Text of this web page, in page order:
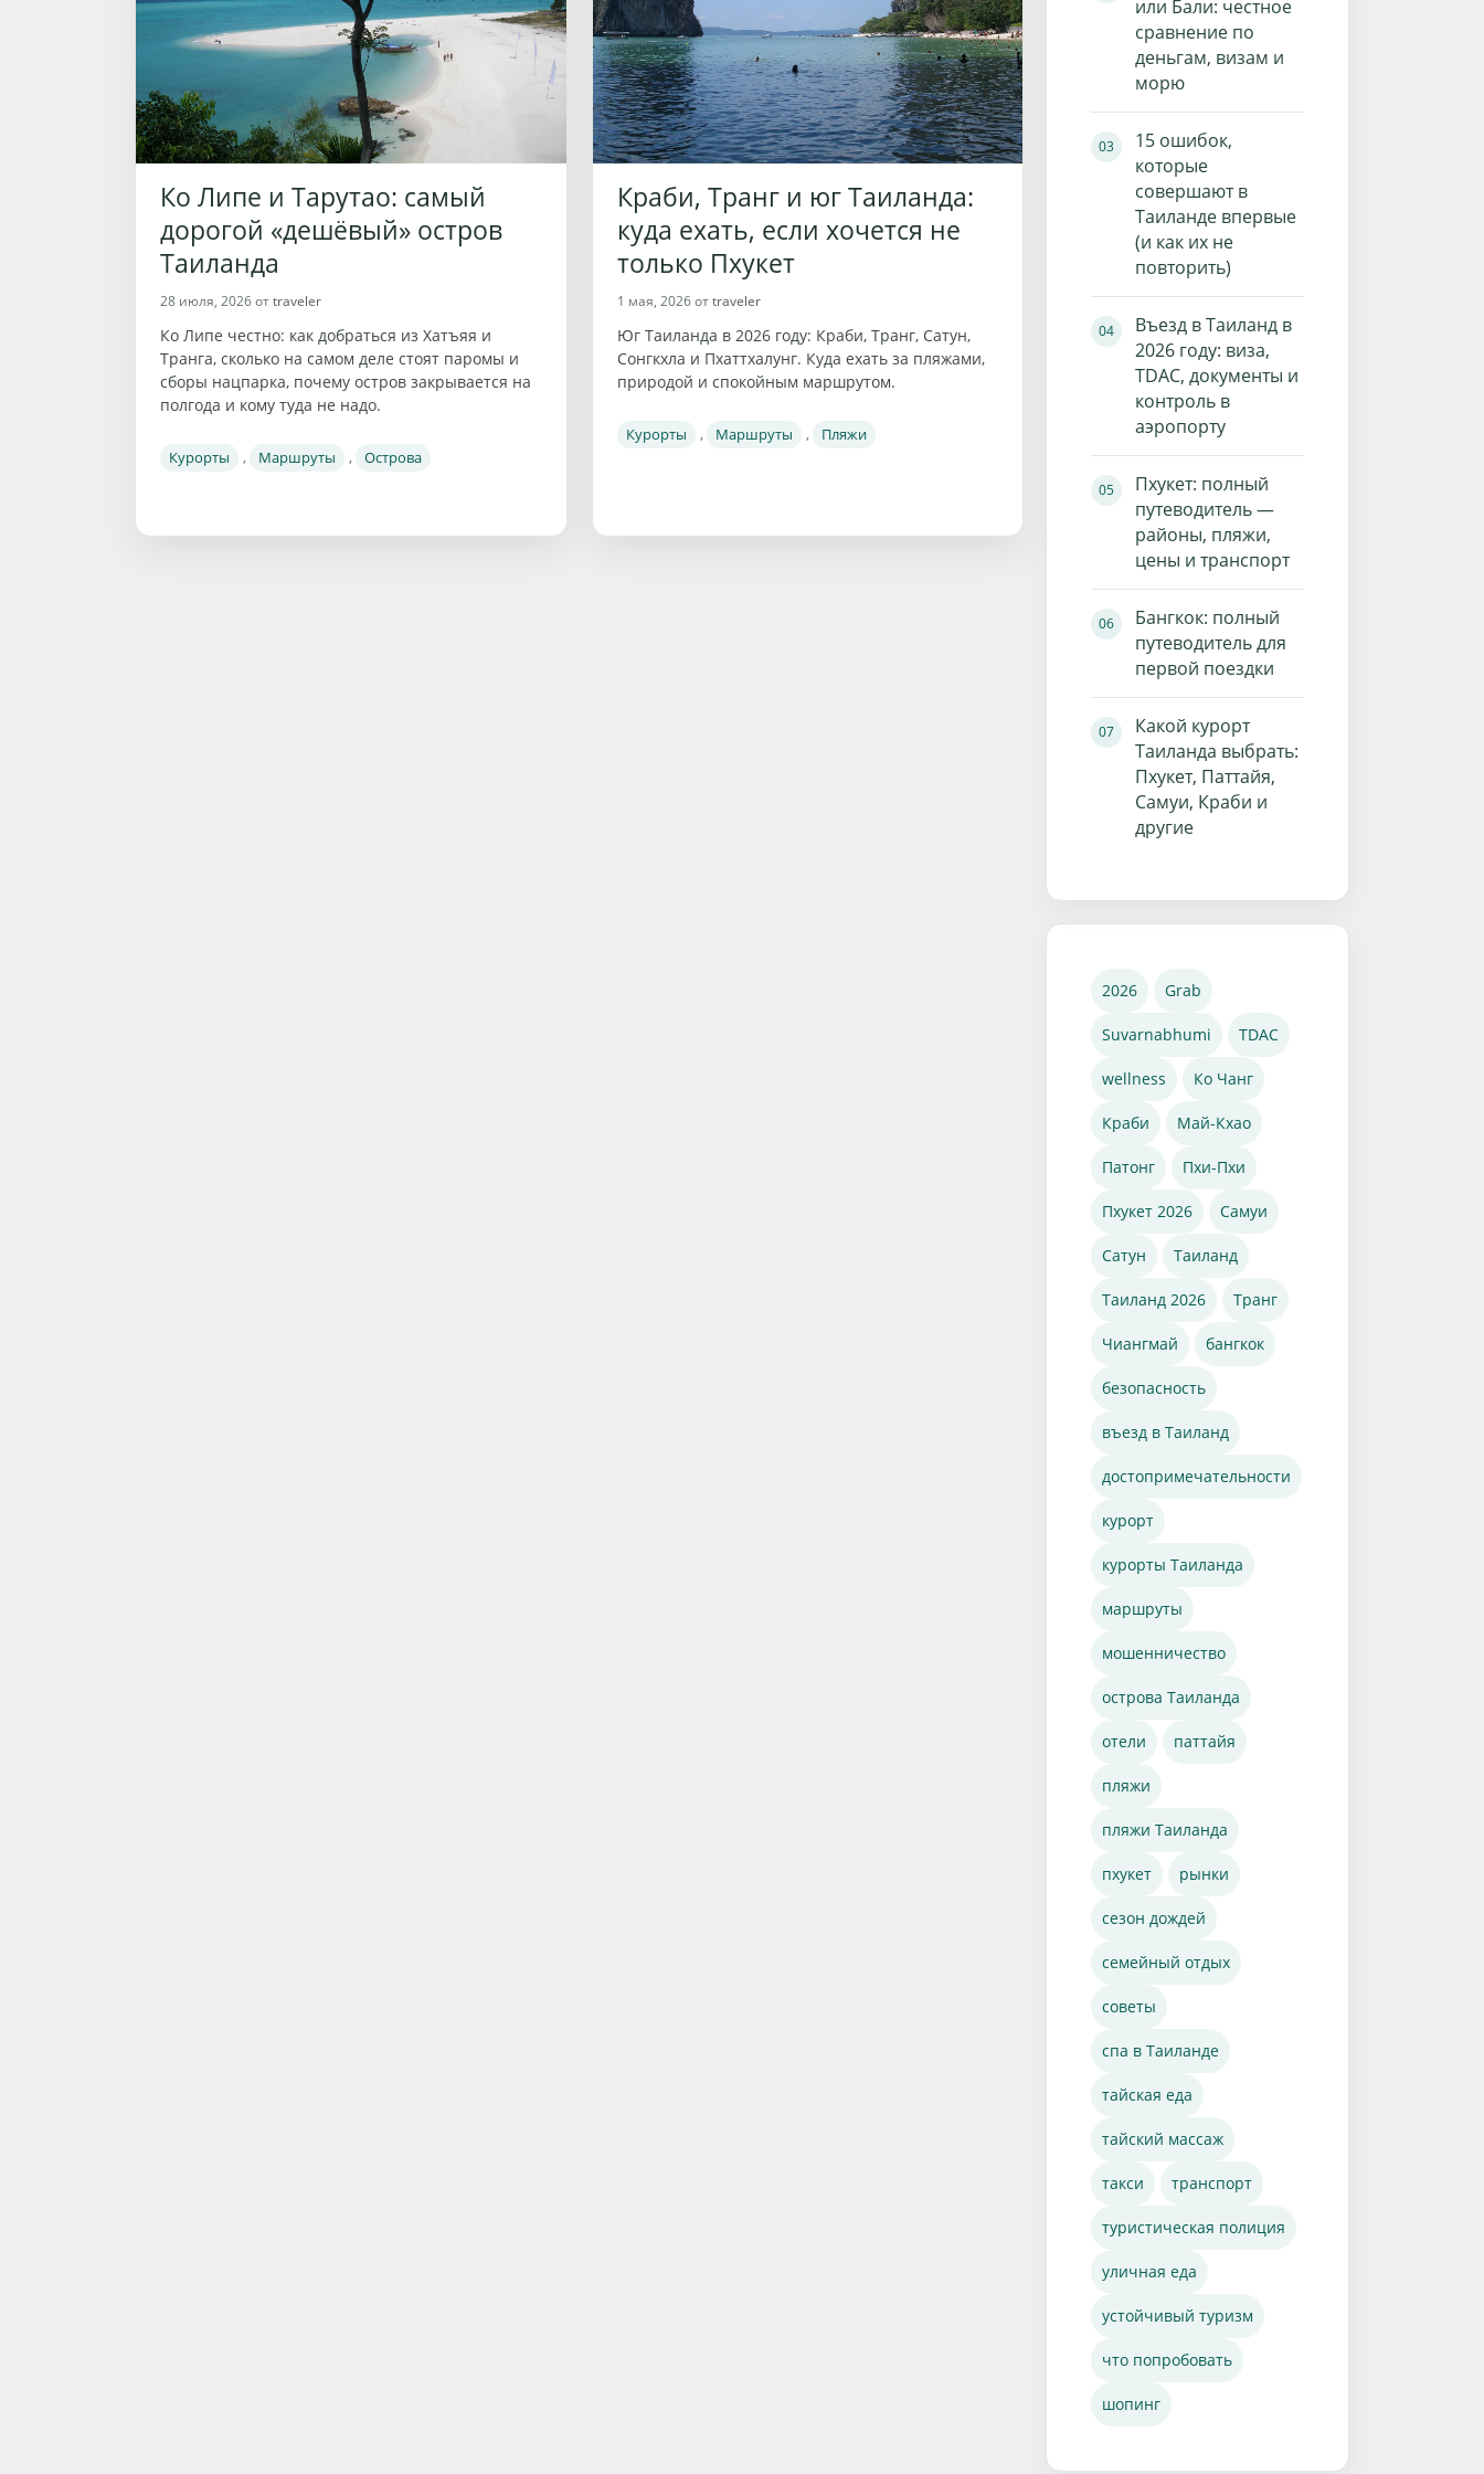
Ко Липе и Тарутао: самый
дорогой «дешёвый» остров
Таиланда
28 июля, 2026отtraveler
Ко Липе честно: как добраться из Хатъяя и
Транга, сколько на самом деле стоят паромы и
сборы нацпарка, почему остров закрывается на
полгода и кому туда не надо.
Рубрики
Курорты , Маршруты , Острова
Краби, Транг и юг Таиланда:
куда ехать, если хочется не
только Пхукет
1 мая, 2026 отtraveler
Юг Таиланда в 2026 году: Краби, Транг, Сатун,
Сонгкхла и Пхаттхалунг. Куда ехать за пляжами,
природой и спокойным маршрутом.
Рубрики
Курорты , Маршруты , Пляжи
или Бали: честное
сравнение по
деньгам, визам и
морю
15 ошибок,
которые
совершают в
Таиланде впервые
(и как их не
повторить)
Въезд в Таиланд в
2026 году: виза,
TDAC, документы и
контроль в
аэропорту
Пхукет: полный
путеводитель —
районы, пляжи,
цены и транспорт
Бангкок: полный
путеводитель для
первой поездки
Какой курорт
Таиланда выбрать:
Пхукет, Паттайя,
Самуи, Краби и
другие
2026 Grab
Suvarnabhumi TDAC
wellness Ко Чанг
Краби Май-Кхао
Патонг Пхи-Пхи
Пхукет 2026 Самуи
Сатун Таиланд
Таиланд 2026 Транг
Чиангмай бангкок
безопасность
въезд в Таиланд
достопримечательности
курорт
курорты Таиланда
маршруты
мошенничество
острова Таиланда
отели паттайя
пляжи
пляжи Таиланда
пхукет рынки
сезон дождей
семейный отдых
советы
спа в Таиланде
тайская еда
тайский массаж
такси транспорт
туристическая полиция
уличная еда
устойчивый туризм
что попробовать
шопинг